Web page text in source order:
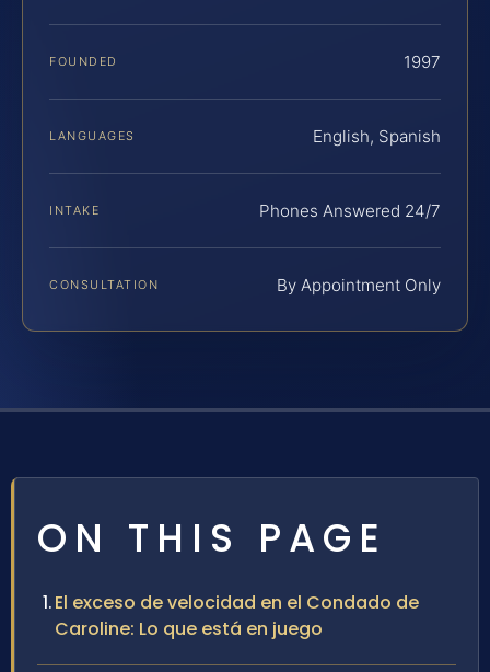
FOUNDED 1997
LANGUAGES English, Spanish
INTAKE Phones Answered 24/7
CONSULTATION By Appointment Only
ON THIS PAGE
El exceso de velocidad en el Condado de
Caroline: Lo que está en juego